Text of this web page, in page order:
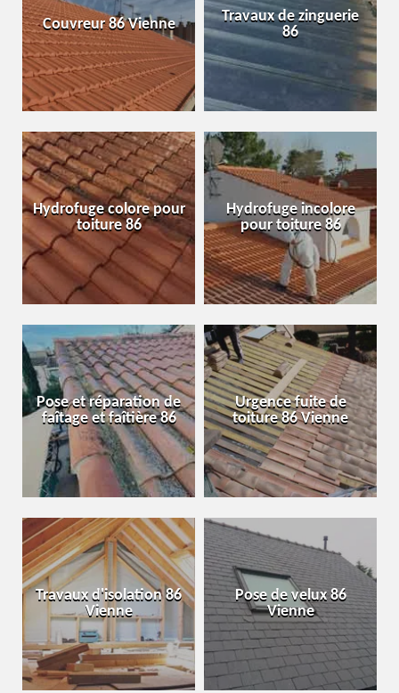
Couvreur 86 Vienne
Travaux de zinguerie
86
Hydrofuge colore pour
toiture 86
Hydrofuge incolore
pour toiture 86
Pose et réparation de
faîtage et faîtière 86
Urgence fuite de
toiture 86 Vienne
Travaux d'isolation 86
Vienne
Pose de velux 86
Vienne